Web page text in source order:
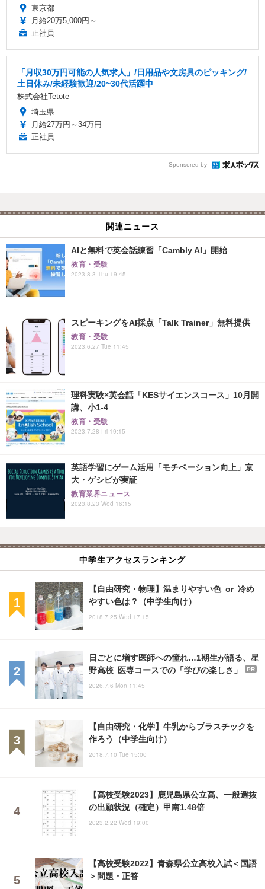
東京都
月給20万5,000円～
正社員
「月収30万円可能の人気求人」/日用品や文房具のピッキング/
土日休み/未経験歓迎/20~30代活躍中
株式会社Tetote
埼玉県
月給27万円～34万円
正社員
Sponsored by
関連ニュース
AIと無料で英会話練習「Cambly AI」開始
教育・受験
2023.8.3 Thu 19:45
スピーキングをAI採点「Talk Trainer」無料提供
教育・受験
2023.6.27 Tue 11:45
理科実験×英会話「KESサイエンスコース」10月開
講、小1-4
教育・受験
2023.7.28 Fri 19:15
英語学習にゲーム活用「モチベーション向上」京
大・ゲシピが実証
教育業界ニュース
2023.8.23 Wed 16:15
中学生アクセスランキング
【自由研究・物理】温まりやすい色 or 冷め
やすい色は？（中学生向け）
2018.7.25 Wed 17:15
日ごとに増す医師への憧れ…1期生が語る、星
野高校 医専コースでの「学びの楽しさ」
PR
2026.7.6 Mon 11:45
【自由研究・化学】牛乳からプラスチックを
作ろう（中学生向け）
2018.7.10 Tue 15:00
【高校受験2023】鹿児島県公立高、一般選抜
の出願状況（確定）甲南1.48倍
2023.2.22 Wed 19:00
【高校受験2022】青森県公立高校入試＜国語
＞問題・正答